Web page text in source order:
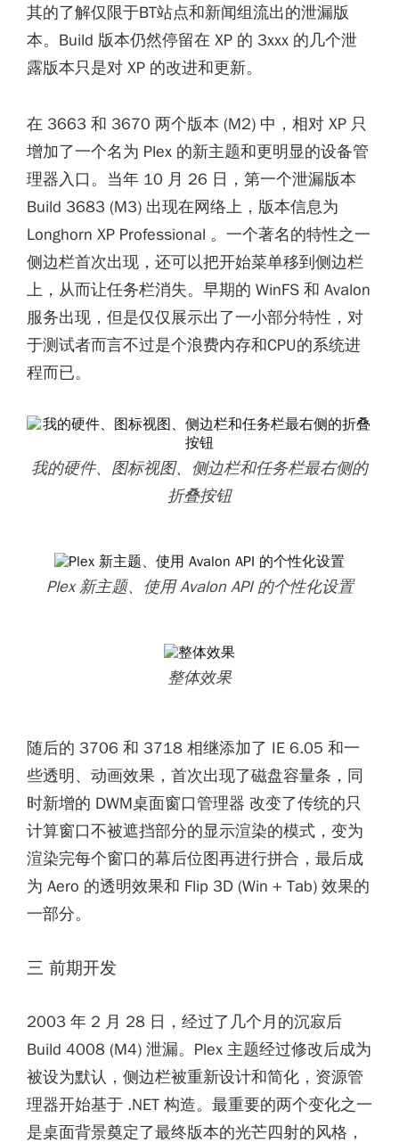
其的了解仅限于BT站点和新闻组流出的泄漏版
本。Build 版本仍然停留在 XP 的 3xxx 的几个泄
露版本只是对 XP 的改进和更新。
在 3663 和 3670 两个版本 (M2) 中，相对 XP 只
增加了一个名为 Plex 的新主题和更明显的设备管
理器入口。当年 10 月 26 日，第一个泄漏版本
Build 3683 (M3) 出现在网络上，版本信息为
Longhorn XP Professional 。一个著名的特性之一
侧边栏首次出现，还可以把开始菜单移到侧边栏
上，从而让任务栏消失。早期的 WinFS 和 Avalon
服务出现，但是仅仅展示出了一小部分特性，对
于测试者而言不过是个浪费内存和CPU的系统进
程而已。
我的硬件、图标视图、侧边栏和任务栏最右侧的
折叠按钮
Plex 新主题、使用 Avalon API 的个性化设置
整体效果
随后的 3706 和 3718 相继添加了 IE 6.05 和一
些透明、动画效果，首次出现了磁盘容量条，同
时新增的 DWM桌面窗口管理器 改变了传统的只
计算窗口不被遮挡部分的显示渲染的模式，变为
渲染完每个窗口的幕后位图再进行拼合，最后成
为 Aero 的透明效果和 Flip 3D (Win + Tab) 效果的
一部分。
三 前期开发
2003 年 2 月 28 日，经过了几个月的沉寂后
Build 4008 (M4) 泄漏。Plex 主题经过修改后成为
被设为默认，侧边栏被重新设计和简化，资源管
理器开始基于 .NET 构造。最重要的两个变化之一
是桌面背景奠定了最终版本的光芒四射的风格，